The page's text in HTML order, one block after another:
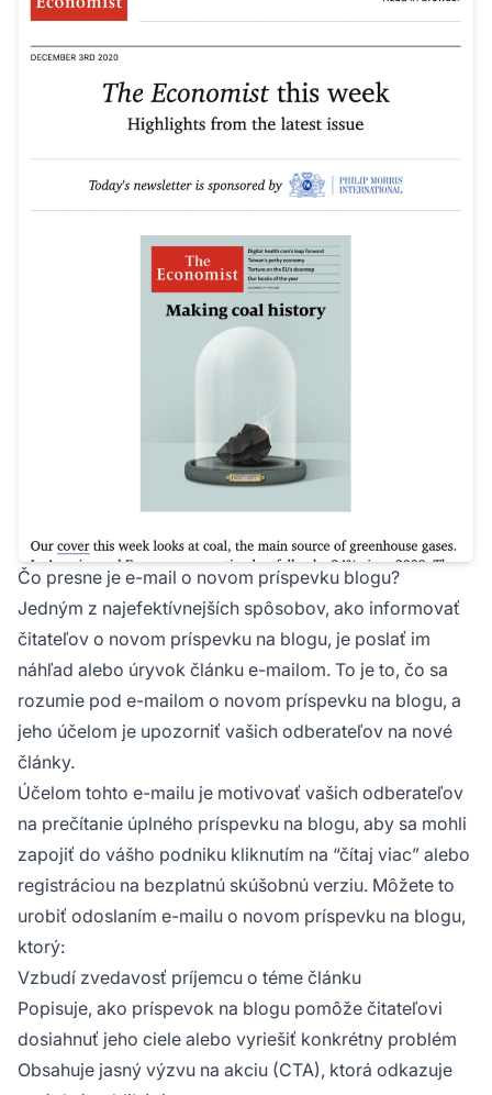
Čo presne je e-mail o novom príspevku blogu?
Jedným z najefektívnejších spôsobov, ako informovať
čitateľov o novom príspevku na blogu, je poslať im
náhľad alebo úryvok článku e-mailom. To je to, čo sa
rozumie pod e-mailom o novom príspevku na blogu, a
jeho účelom je upozorniť vašich odberateľov na nové
články.
Účelom tohto e-mailu je motivovať vašich odberateľov
na prečítanie úplného príspevku na blogu, aby sa mohli
zapojiť do vášho podniku kliknutím na “čítaj viac” alebo
registráciou na bezplatnú skúšobnú verziu. Môžete to
urobiť odoslaním e-mailu o novom príspevku na blogu,
ktorý:
Vzbudí zvedavosť príjemcu o téme článku
Popisuje, ako príspevok na blogu pomôže čitateľovi
dosiahnuť jeho ciele alebo vyriešiť konkrétny problém
Obsahuje jasný výzvu na akciu (CTA), ktorá odkazuje